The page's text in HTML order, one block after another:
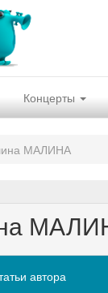
Концерты
МАЛИНА
автора